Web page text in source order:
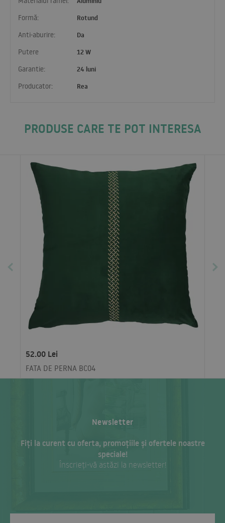
Formă:
Rotund
Anti-aburire:
Da
Putere
12 W
Garantie:
24 luni
Producator:
Rea
PRODUSE CARE TE POT INTERESA
52.00 Lei
FATA DE PERNA BC04
Newsletter
Fiți la curent cu oferta, promoțiile și ofertele noastre
speciale!
Înscrieți-vă astăzi la newsletter!